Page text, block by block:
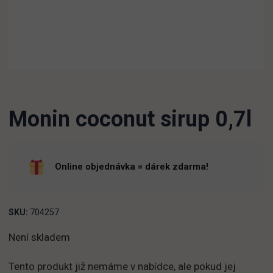
Monin coconut sirup 0,7l
Online objednávka = dárek zdarma!
SKU: 704257
Není skladem
Tento produkt již nemáme v nabídce, ale pokud jej